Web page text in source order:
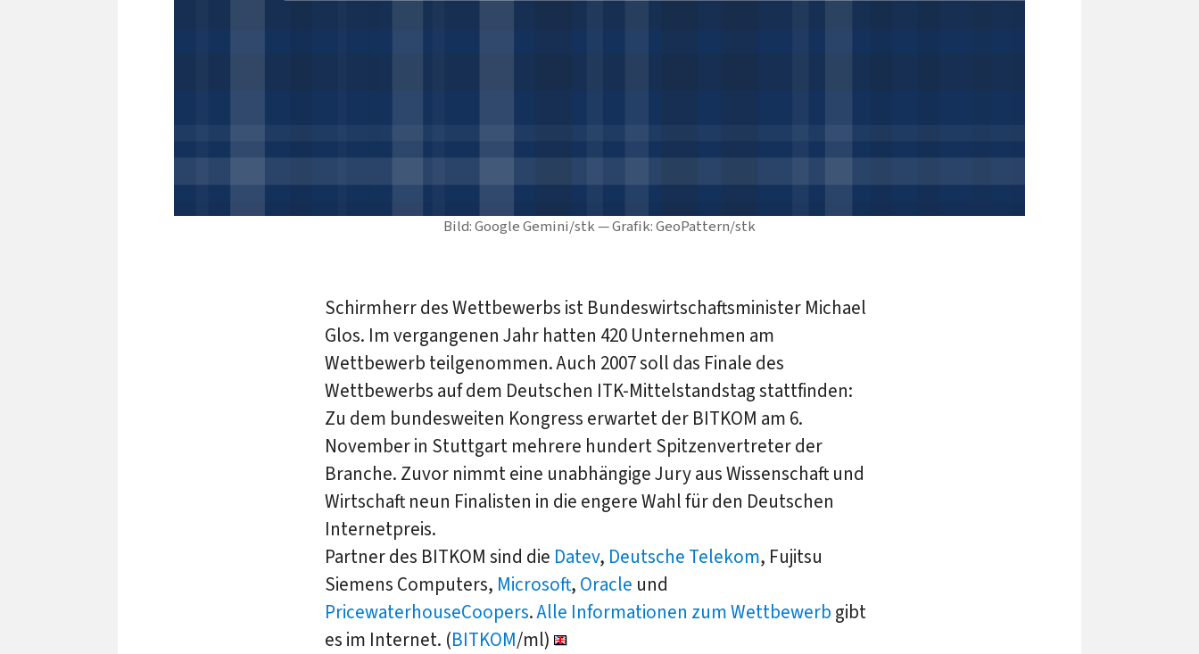
Bild: Google Gemini/stk — Grafik: GeoPattern/stk
Schirmherr des Wettbewerbs ist Bundeswirtschaftsminister Michael
Glos. Im vergangenen Jahr hatten 420 Unternehmen am
Wettbewerb teilgenommen. Auch 2007 soll das Finale des
Wettbewerbs auf dem Deutschen ITK-Mittelstandstag stattfinden:
Zu dem bundesweiten Kongress erwartet der BITKOM am 6.
November in Stuttgart mehrere hundert Spitzenvertreter der
Branche. Zuvor nimmt eine unabhängige Jury aus Wissenschaft und
Wirtschaft neun Finalisten in die engere Wahl für den Deutschen
Internetpreis.
Partner des BITKOM sind die Datev, Deutsche Telekom, Fujitsu
Siemens Computers, Microsoft, Oracle und
PricewaterhouseCoopers.Alle Informationen zum Wettbewerb gibt
es im Internet. (BITKOM/ml)